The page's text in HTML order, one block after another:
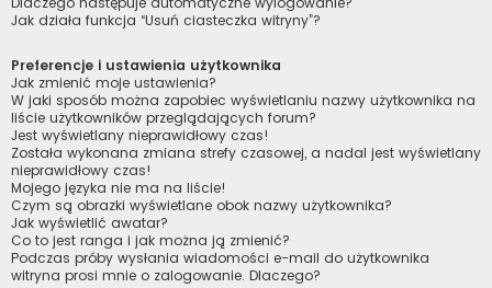
Jak działa funkcja “Usuń ciasteczka witryny”?
Preferencje i ustawienia użytkownika
Jak zmienić moje ustawienia?
W jaki sposób można zapobiec wyświetlaniu nazwy użytkownika na
liście użytkowników przeglądających forum?
Jest wyświetlany nieprawidłowy czas!
Została wykonana zmiana strefy czasowej, a nadal jest wyświetlany
nieprawidłowy czas!
Mojego języka nie ma na liście!
Czym są obrazki wyświetlane obok nazwy użytkownika?
Jak wyświetlić awatar?
Co to jest ranga i jak można ją zmienić?
Podczas próby wysłania wiadomości e-mail do użytkownika
witryna prosi mnie o zalogowanie. Dlaczego?